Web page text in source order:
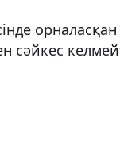
орналасқан
сәйкес